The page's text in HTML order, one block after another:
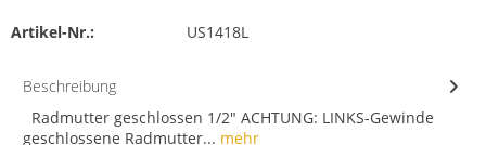
Artikel-Nr.: US1418L
Beschreibung
Radmutter geschlossen 1/2" ACHTUNG: LINKS-Gewinde
geschlossene Radmutter... mehr